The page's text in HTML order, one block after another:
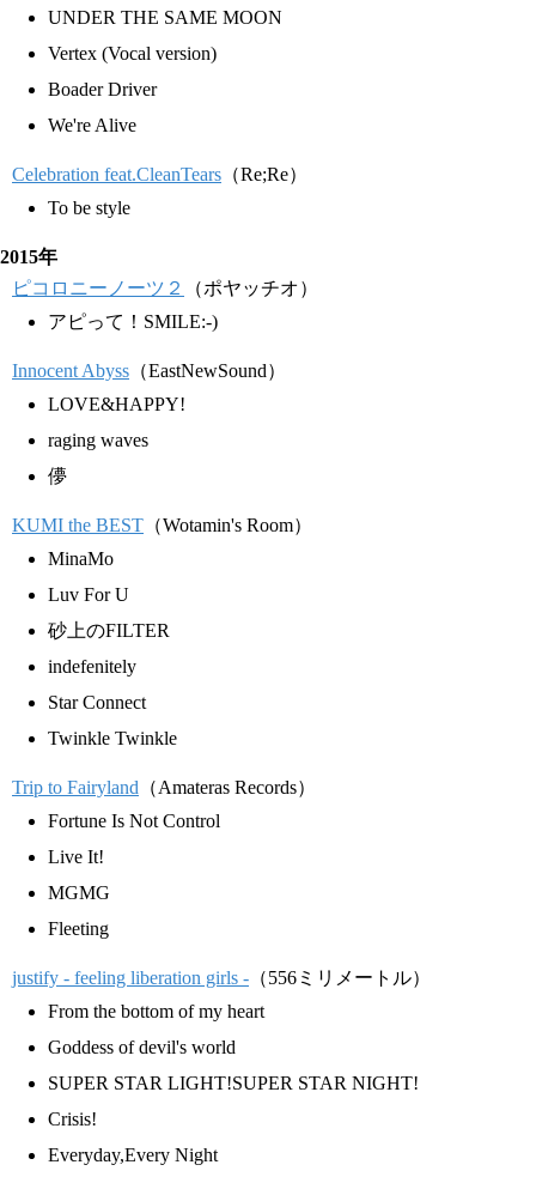
UNDER THE SAME MOON
Vertex (Vocal version)
Boader Driver
We're Alive
Celebration feat.CleanTears （Re;Re）
To be style
2015年
ピコロニーノーツ２
（ポヤッチオ）
アピって！SMILE:-)
Innocent Abyss （EastNewSound）
LOVE&HAPPY!
raging waves
儚
KUMI the BEST （Wotamin's Room）
MinaMo
Luv For U
砂上のFILTER
indefenitely
Star Connect
Twinkle Twinkle
Trip to Fairyland （Amateras Records）
Fortune Is Not Control
Live It!
MGMG
Fleeting
justify - feeling liberation girls - （556ミリメートル）
From the bottom of my heart
Goddess of devil's world
SUPER STAR LIGHT!SUPER STAR NIGHT!
Crisis!
Everyday,Every Night